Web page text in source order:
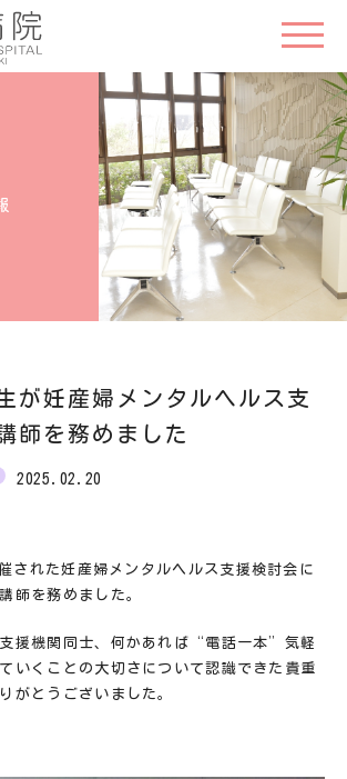
が妊産婦メンタルヘルス支
師を務めました
2025.02.20
された妊産婦メンタルヘルス支援検討会に
師を務めました。
援機関同士、何かあれば“電話一本”気軽
いくことの大切さについて認識できた貴重
がとうございました。